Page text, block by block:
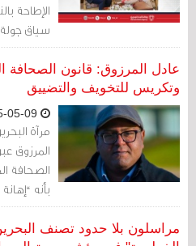
الإطاحة
سياق
غطاء
الرغم من
السوري
حول هذا
عادل المرزوق: قانون الصحافة
وتكريس للتخويف والتضييق
مرآة
المرزوق
الصحافة
بأنه
أن
البلاد.مراسلون بلا حدود تصنف